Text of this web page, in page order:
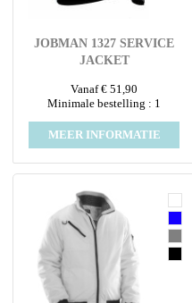
JOBMAN 1327 SERVICE
JACKET
Vanaf € 51,90
Minimale bestelling : 1
MEER INFORMATIE